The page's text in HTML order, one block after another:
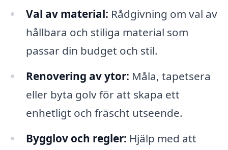
Val av material: Rådgivning om val av
hållbara och stiliga material som
passar din budget och stil.
Renovering av ytor: Måla, tapetsera
eller byta golv för att skapa ett
enhetligt och fräscht utseende.
Bygglov och regler: Hjälp med att